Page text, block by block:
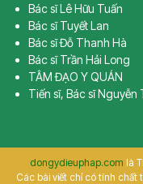
Bác sĩ Lê Hữu Tuấn
Bác sĩ Tuyết Lan
Bác sĩ Đỗ Thanh Hà
Bác sĩ Trần Hải Long
TÂM ĐẠO Y QUÁN
Tiến sĩ, Bác sĩ Nguyễn
dongydieuphap.com là
Các bài viết chỉ có tính chất